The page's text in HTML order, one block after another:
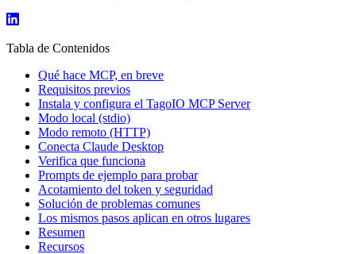
Tabla de Contenidos
Qué hace MCP, en breve
Requisitos previos
Instala y configura el TagoIO MCP Server
Modo local (stdio)
Modo remoto (HTTP)
Conecta Claude Desktop
Verifica que funciona
Prompts de ejemplo para probar
Acotamiento del token y seguridad
Solución de problemas comunes
Los mismos pasos aplican en otros lugares
Resumen
Recursos